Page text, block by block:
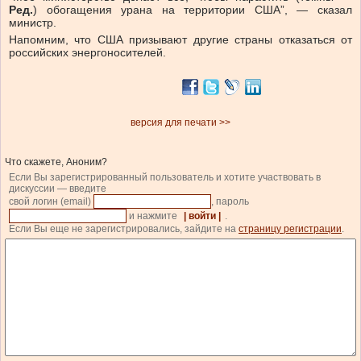
Ред.) обогащения урана на территории США”, — сказал
министр.
Напомним, что США призывают другие страны отказаться от
российских энергоносителей.
версия для печати >>
Что скажете, Аноним?
Если Вы зарегистрированный пользователь и хотите участвовать в
дискуссии — введите
свой логин (email)
, пароль
и нажмите
| войти |
.
Если Вы еще не зарегистрировались, зайдите на страницу регистрации.